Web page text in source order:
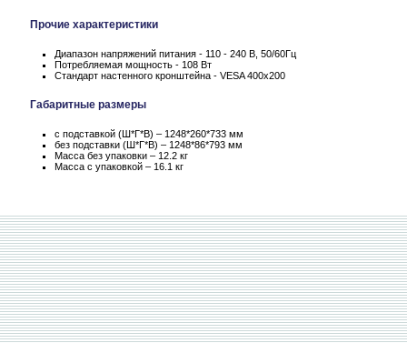
Прочие характеристики
Диапазон напряжений питания - 110 - 240 В, 50/60Гц
Потребляемая мощность - 108 Вт
Стандарт настенного кронштейна - VESA 400x200
Габаритные размеры
с подставкой (Ш*Г*В) – 1248*260*733 мм
без подставки (Ш*Г*В) – 1248*86*793 мм
Масса без упаковки – 12.2 кг
Масса c упаковкой – 16.1 кг